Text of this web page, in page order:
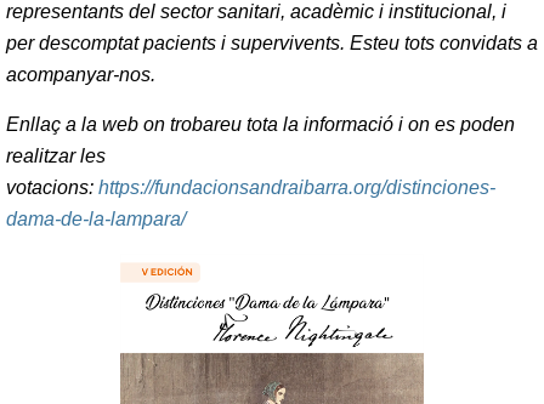
representants del sector sanitari, acadèmic i institucional, i
per descomptat pacients i supervivents. Esteu tots convidats a
acompanyar-nos.
Enllaç a la web on trobareu tota la informació i on es poden
realitzar les
votacions: https://fundacionsandraibarra.org/distinciones-
dama-de-la-lampara/